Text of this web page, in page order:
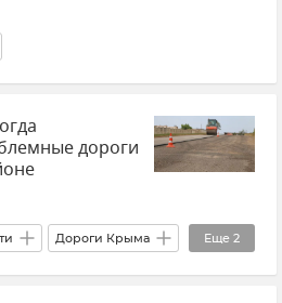
дороги
Еще 2
Дороги Крыма